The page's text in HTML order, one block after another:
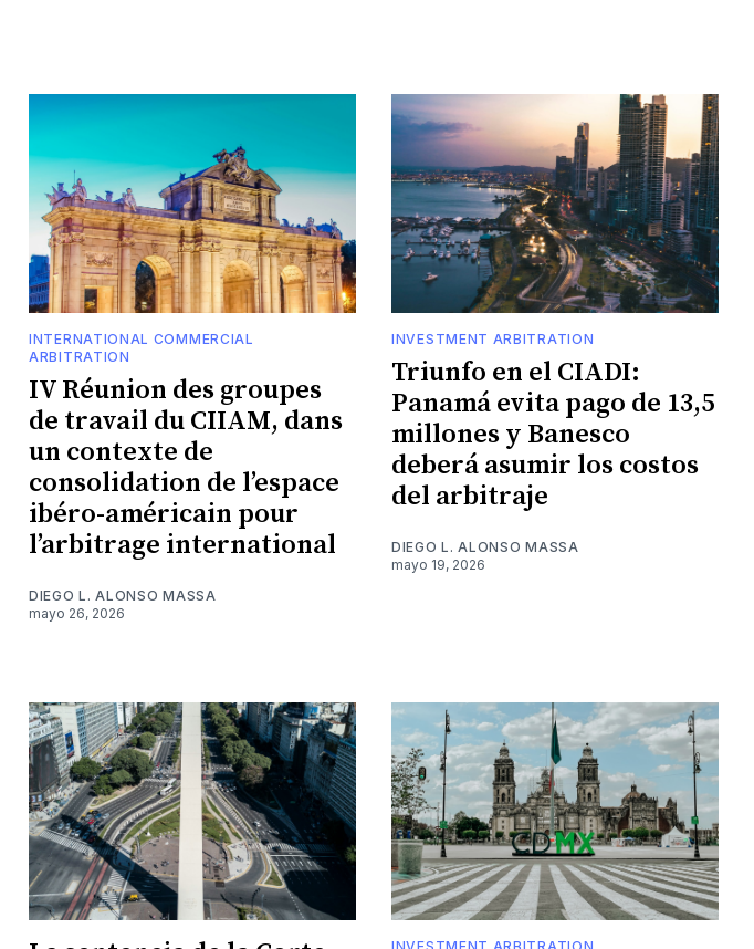
INTERNATIONAL COMMERCIAL
ARBITRATION
IV Réunion des groupes
de travail du CIIAM, dans
un contexte de
consolidation de l’espace
ibéro-américain pour
l’arbitrage international
DIEGO L. ALONSO MASSA
mayo 26, 2026
INVESTMENT ARBITRATION
Triunfo en el CIADI:
Panamá evita pago de 13,5
millones y Banesco
deberá asumir los costos
del arbitraje
DIEGO L. ALONSO MASSA
mayo 19, 2026